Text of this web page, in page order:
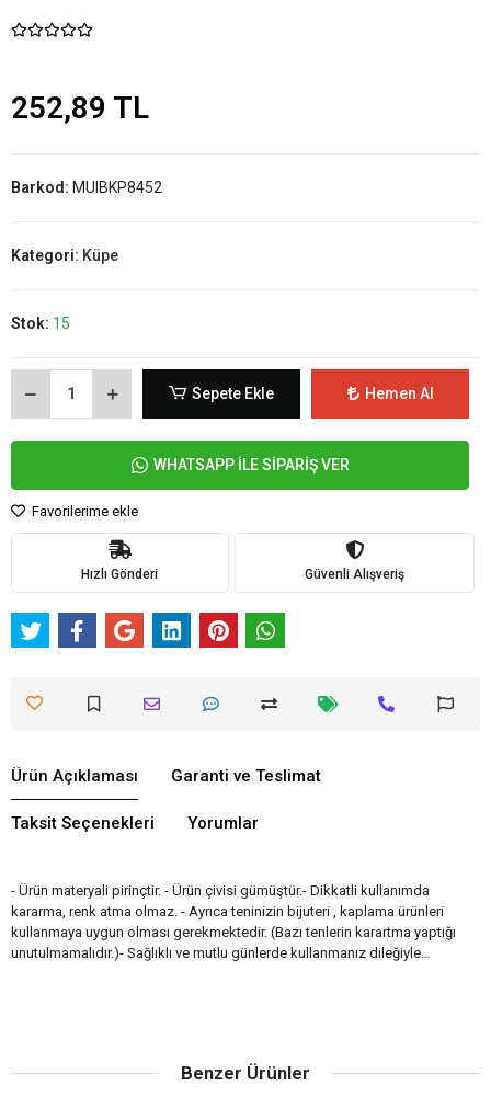
252,89 TL
Barkod: MUIBKP8452
Kategori: Küpe
Stok: 15
Sepete Ekle Hemen Al
WHATSAPP İLE SİPARİŞ VER
Favorilerime ekle
Hızlı Gönderi Güvenli Alışveriş
Ürün Açıklaması Garanti ve Teslimat
Taksit Seçenekleri Yorumlar
- Ürün materyali pirinçtir. - Ürün çivisi gümüştür.- Dikkatli kullanımda
kararma, renk atma olmaz. - Ayrıca teninizin bijuteri , kaplama ürünleri
kullanmaya uygun olması gerekmektedir. (Bazı tenlerin karartma yaptığı
unutulmamalıdır.)- Sağlıklı ve mutlu günlerde kullanmanız dileğiyle…
Benzer Ürünler